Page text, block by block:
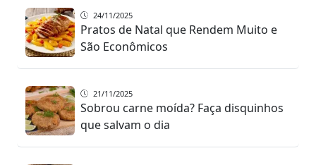
24/11/2025
Pratos de Natal que Rendem Muito e
São Econômicos
21/11/2025
Sobrou carne moída? Faça disquinhos
que salvam o dia